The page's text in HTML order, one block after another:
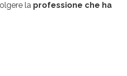
la professione che ha